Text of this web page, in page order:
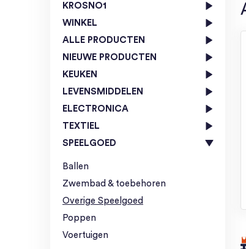
KROSNO1
WINKEL
ALLE PRODUCTEN
NIEUWE PRODUCTEN
KEUKEN
LEVENSMIDDELEN
ELECTRONICA
TEXTIEL
SPEELGOED
Ballen
Zwembad & toebehoren
Overige Speelgoed
Poppen
Voertuigen